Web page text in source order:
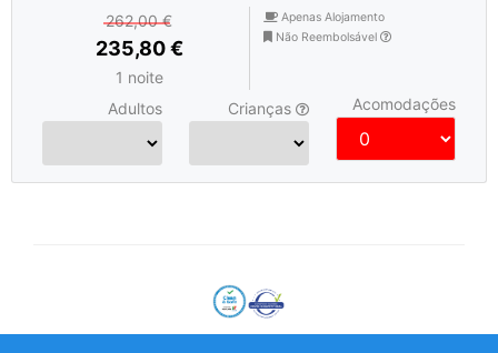
262,00 €
235,80 €
1 noite
Apenas Alojamento
Não Reembolsável
Adultos Crianças Acomodações